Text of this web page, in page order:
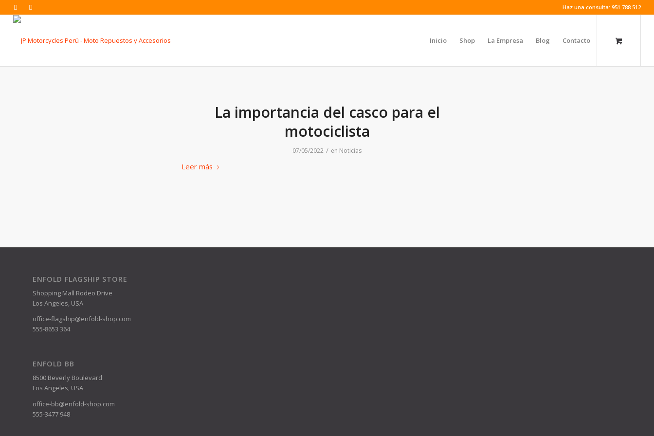
Haz una consulta: 951 788 512
Inicio Shop La Empresa Blog Contacto
La importancia del casco para el
motociclista
07/05/2022 / en Noticias
Leer más
ENFOLD FLAGSHIP STORE
Shopping Mall Rodeo Drive
Los Angeles, USA
office-flagship@enfold-shop.com
555-8653 364
ENFOLD BB
8500 Beverly Boulevard
Los Angeles, USA
office-bb@enfold-shop.com
555-3477 948